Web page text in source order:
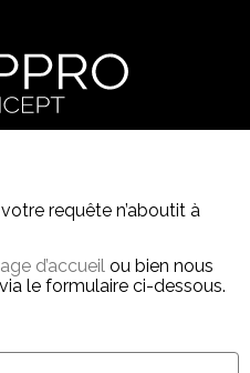
requête n’aboutit à
d’accueil ou bien nous
le formulaire ci-dessous.